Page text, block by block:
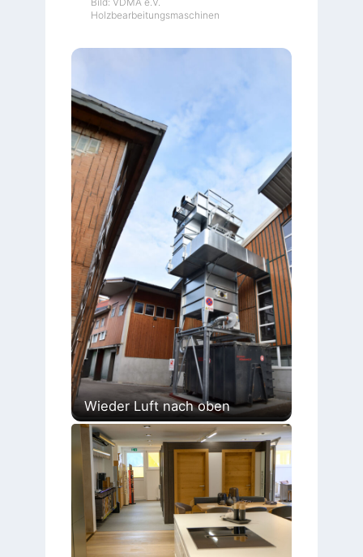
Holzbearbeitungsmaschinen
Wieder Luft nach oben